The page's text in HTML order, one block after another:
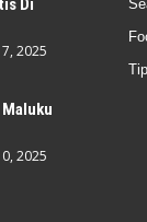
Di
2025
2025